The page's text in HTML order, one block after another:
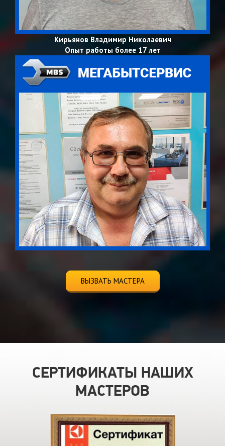
Кирьянов Владимир Николаевич
Опыт работы более 17 лет
ВЫЗВАТЬ МАСТЕРА
СЕРТИФИКАТЫ НАШИХ
МАСТЕРОВ